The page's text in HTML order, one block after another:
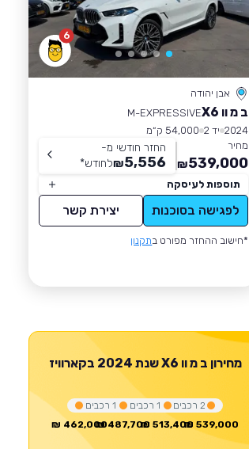
6
אבן יהודה
ב מ וו X6
M-EXPRESSIVE
2024 יד 2
54,000 ק״מ
מחיר
539,000
₪
החזר חודשי מ-
5,556
₪לחודש*
תוספות לעיסקה
לפגישה בסוכנות יצירת קשר
*חישוב ההחזר מפורט בתקנון
מחירון ב מ וו X6שנת 2024 בקארוויז
462,000 ₪
1רכבים
487,700 ₪
1רכבים
513,400 ₪
2 רכבים
539,000 ₪